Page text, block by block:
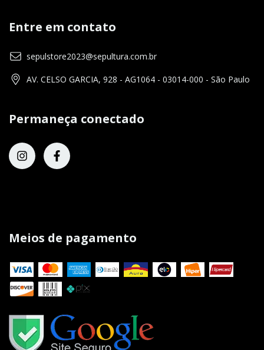
Entre em contato
sepulstore2023@sepultura.com.br
AV. CELSO GARCIA, 928 - AG1064 - 03014-000 - São Paulo
Permaneça conectado
Meios de pagamento